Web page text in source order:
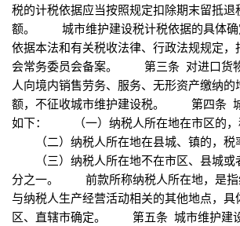
税的计税依据应当按照规定扣除期末留抵退
额。 城市维护建设税计税依据的具体确
依据本法和有关税收法律、行政法规规定
会常务委员会备案。 第三条 对进口货
人向境内销售劳务、服务、无形资产缴纳
额，不征收城市维护建设税。 第四条
如下： （一）纳税人所在地在市区的，
（二）纳税人所在地在县城、镇的，税
（三）纳税人所在地不在市区、县城或
分之一。 前款所称纳税人所在地，是指
与纳税人生产经营活动相关的其他地点，具
区、直辖市确定。 第五条 城市维护建